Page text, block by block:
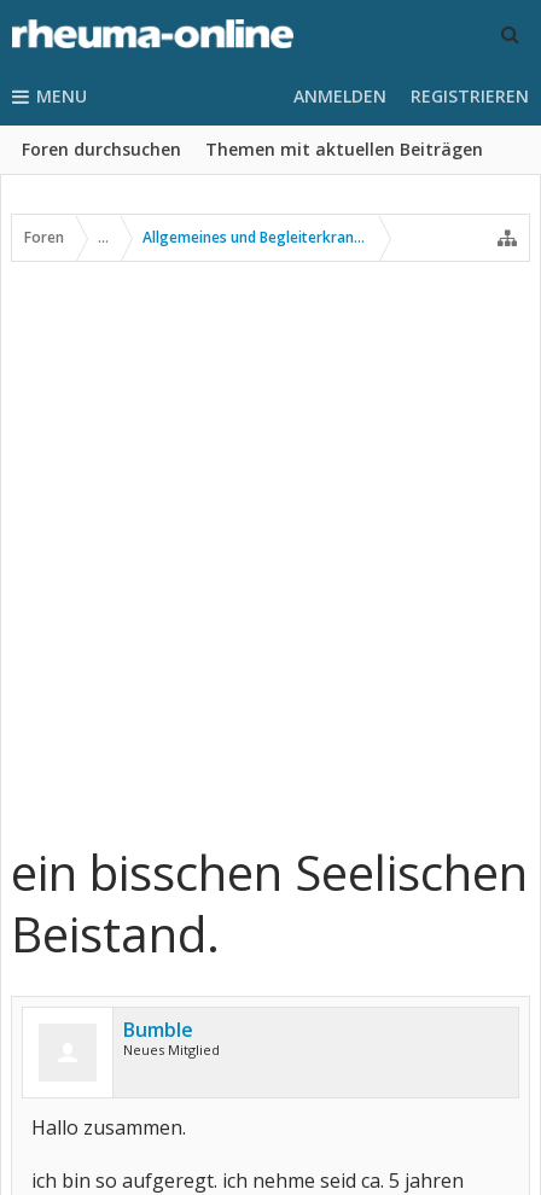
MENU
Foren durchsuchen Themen mit aktuellen Beiträgen
ANMELDEN REGISTRIEREN
Foren ... Allgemeines und Begleiterkrankungen
ein bisschen Seelischen
Beistand.
Bumble
Neues Mitglied
Hallo zusammen.
ich bin so aufgeregt. ich nehme seid ca. 5 jahren